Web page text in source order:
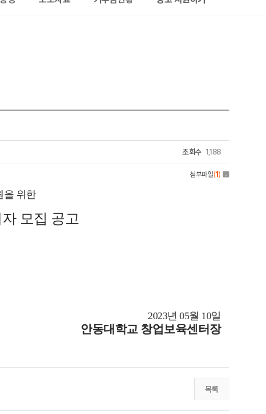
조회수 1,188
첨부파일(1)
을 위한
모집 공고
2023년05월 10일
안동대학교 창업보육센터장
목록